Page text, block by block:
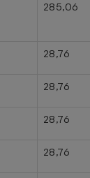
285,06
28,76
28,76
28,76
28,76